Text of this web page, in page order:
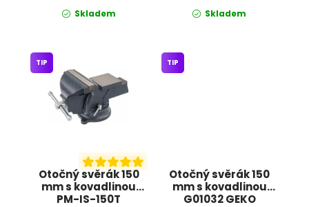
Skladem Skladem
Otočný svěrák 150
mm s kovadlinou
PM-IS-150T
TIP
Otočný svěrák 150
mm s kovadlinou
G01032 GEKO
TIP